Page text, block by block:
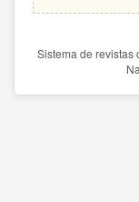
Sistema de revistas